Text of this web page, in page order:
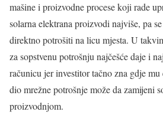
mašine i proizvodne procese koji rade
solarna elektrana proizvodi najviše, pa
direktno potrošiti na licu mjesta. U
za sopstvenu potrošnju najčešće daje i
računicu jer investitor tačno zna gdje
dio mrežne potrošnje može da zamijeni
proizvodnjom.